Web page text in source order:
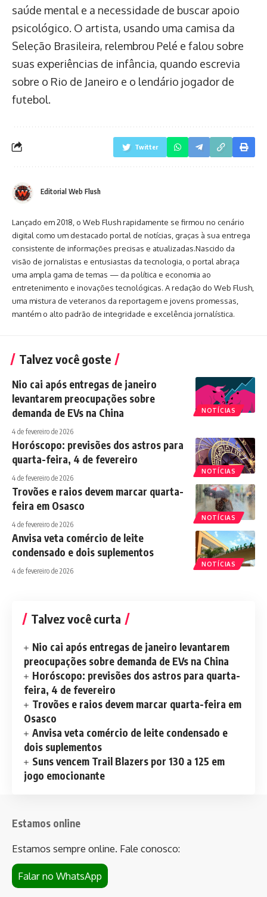
saúde mental e a necessidade de buscar apoio
psicológico. O artista, usando uma camisa da
Seleção Brasileira, relembrou Pelé e falou sobre
suas experiências de infância, quando escrevia
sobre o Rio de Janeiro e o lendário jogador de
futebol.
Twitter
Editorial Web Flush
Lançado em 2018, o Web Flush rapidamente se firmou no cenário
digital como um destacado portal de notícias, graças à sua entrega
consistente de informações precisas e atualizadas.Nascido da
visão de jornalistas e entusiastas da tecnologia, o portal abraça
uma ampla gama de temas — da política e economia ao
entretenimento e inovações tecnológicas. A redação do Web Flush,
uma mistura de veteranos da reportagem e jovens promessas,
mantém o alto padrão de integridade e excelência jornalística.
Talvez você goste
NOTÍCIAS
Nio cai após entregas de janeiro
levantarem preocupações sobre
demanda de EVs na China
4 de fevereiro de 2026
NOTÍCIAS
Horóscopo: previsões dos astros para
quarta-feira, 4 de fevereiro
4 de fevereiro de 2026
NOTÍCIAS
Trovões e raios devem marcar quarta-
feira em Osasco
4 de fevereiro de 2026
NOTÍCIAS
Anvisa veta comércio de leite
condensado e dois suplementos
4 de fevereiro de 2026
Talvez você curta
Nio cai após entregas de janeiro levantarem
preocupações sobre demanda de EVs na China
Horóscopo: previsões dos astros para quarta-
feira, 4 de fevereiro
Trovões e raios devem marcar quarta-feira em
Osasco
Anvisa veta comércio de leite condensado e
dois suplementos
Suns vencem Trail Blazers por 130 a 125 em
jogo emocionante
Estamos online
Estamos sempre online. Fale conosco:
Falar no WhatsApp